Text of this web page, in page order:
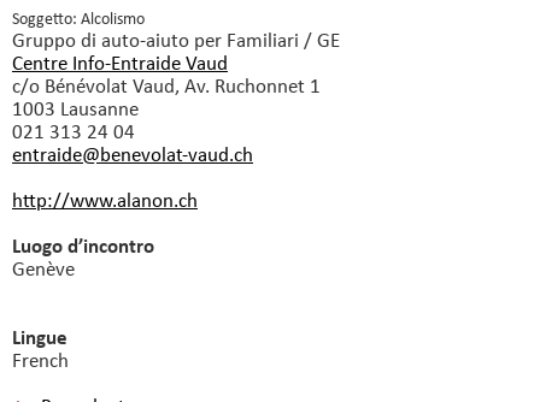
Soggetto: Alcolismo
Gruppo di auto-aiuto per Familiari / GE
Centre Info-Entraide Vaud
c/o Bénévolat Vaud, Av. Ruchonnet 1
1003 Lausanne
021 313 24 04
entraide@benevolat-vaud.ch
http://www.alanon.ch
Luogo d’incontro
Genève
Lingue
French